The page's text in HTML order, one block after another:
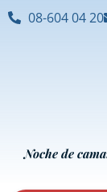
08-604 04 20
Noche de